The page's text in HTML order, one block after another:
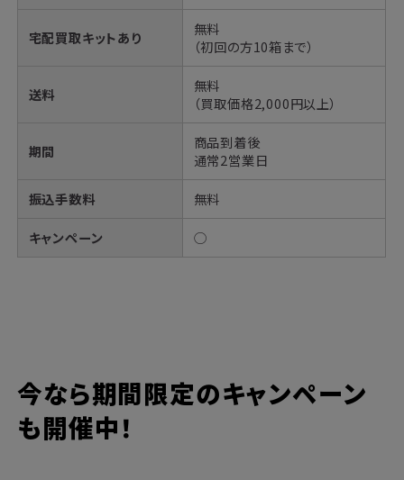
宅配買取キットあり
無料
（初回の方10箱まで）
送料
無料
（買取価格2,000円以上）
期間
商品到着後
通常2営業日
振込手数料 無料
キャンペーン ◯
今なら期間限定のキャンペーン
も開催中！